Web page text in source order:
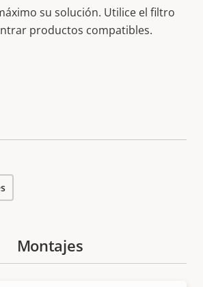
su solución. Utilice el filtro
productos compatibles.
Montajes